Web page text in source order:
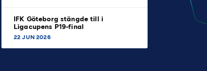
IFK Göteborg stängde till i
Ligacupens P19-final
22 JUN 2026